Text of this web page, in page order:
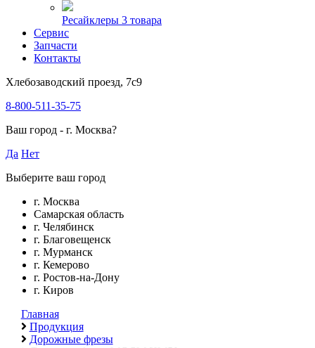
Ресайклеры 3 товара
Сервис
Запчасти
Контакты
Хлебозаводский проезд, 7с9
8-800-511-35-75
Ваш город - г. Москва?
Да Нет
Выберите ваш город
г. Москва
Самарская область
г. Челябинск
г. Благовещенск
г. Мурманск
г. Кемерово
г. Ростов-на-Дону
г. Киров
Главная
Продукция
Дорожные фрезы